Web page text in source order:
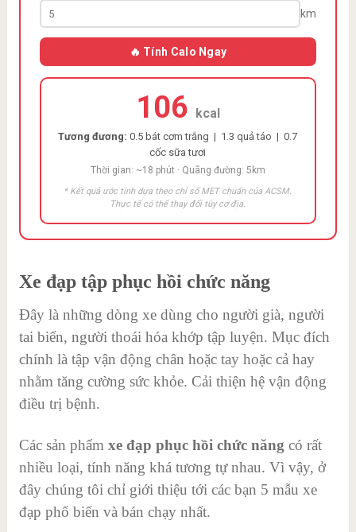
km
🔥 Tính Calo Ngay
106 kcal
Tương đương: 0.5 bát cơm trắng | 1.3 quả táo | 0.7
cốc sữa tươi
Thời gian: ~18 phút · Quãng đường: 5km
* Kết quả ước tính dựa theo chỉ số MET chuẩn của ACSM.
Thực tế có thể thay đổi tùy cơ địa.
Xe đạp tập phục hồi chức năng
Đây là những dòng xe dùng cho người già, người
tai biến, người thoái hóa khớp tập luyện. Mục đích
chính là tập vận động chân hoặc tay hoặc cả hay
nhằm tăng cường sức khỏe. Cải thiện hệ vận động
điều trị bệnh.
Các sản phẩm xe đạp phục hồi chức năng có rất
nhiều loại, tính năng khá tương tự nhau. Vì vậy, ở
đây chúng tôi chỉ giới thiệu tới các bạn 5 mẫu xe
đạp phổ biến và bán chạy nhất.